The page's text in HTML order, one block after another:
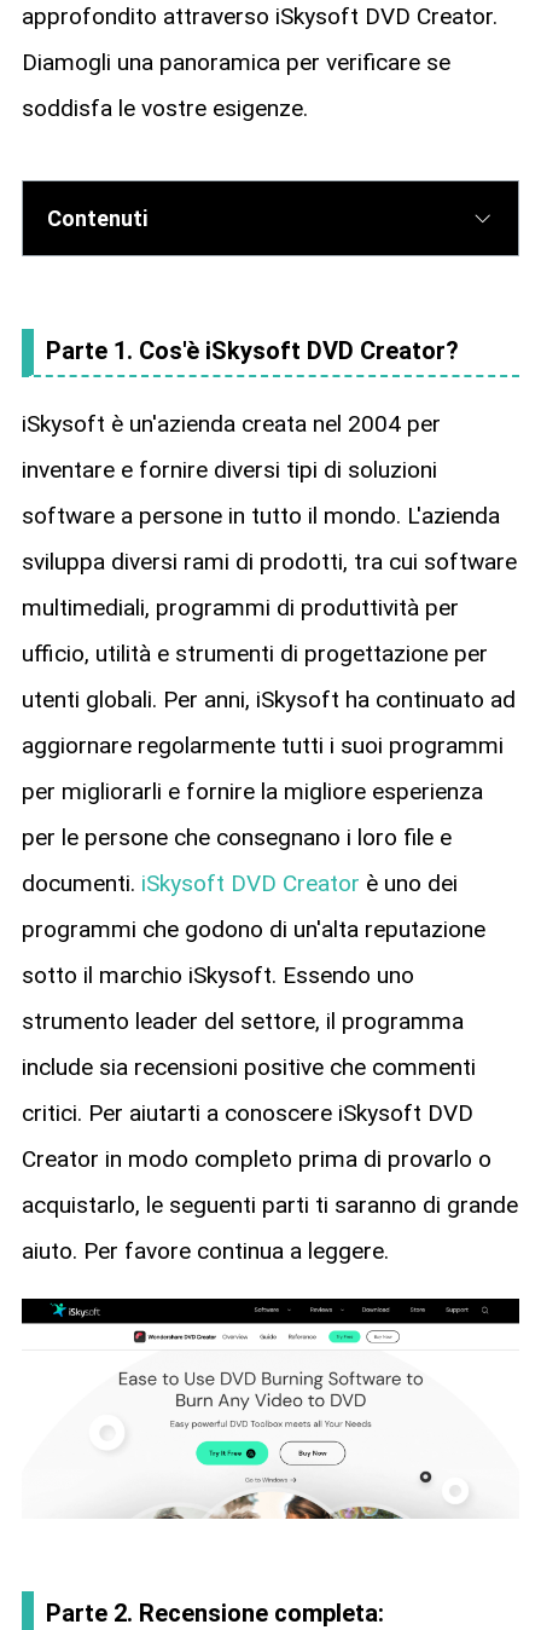
approfondito attraverso iSkysoft DVD Creator.
Diamogli una panoramica per verificare se
soddisfa le vostre esigenze.
Contenuti
Parte 1. Cos'è iSkysoft DVD Creator?
iSkysoft è un'azienda creata nel 2004 per
inventare e fornire diversi tipi di soluzioni
software a persone in tutto il mondo. L'azienda
sviluppa diversi rami di prodotti, tra cui software
multimediali, programmi di produttività per
ufficio, utilità e strumenti di progettazione per
utenti globali. Per anni, iSkysoft ha continuato ad
aggiornare regolarmente tutti i suoi programmi
per migliorarli e fornire la migliore esperienza
per le persone che consegnano i loro file e
documenti. iSkysoft DVD Creator è uno dei
programmi che godono di un'alta reputazione
sotto il marchio iSkysoft. Essendo uno
strumento leader del settore, il programma
include sia recensioni positive che commenti
critici. Per aiutarti a conoscere iSkysoft DVD
Creator in modo completo prima di provarlo o
acquistarlo, le seguenti parti ti saranno di grande
aiuto. Per favore continua a leggere.
Parte 2. Recensione completa: